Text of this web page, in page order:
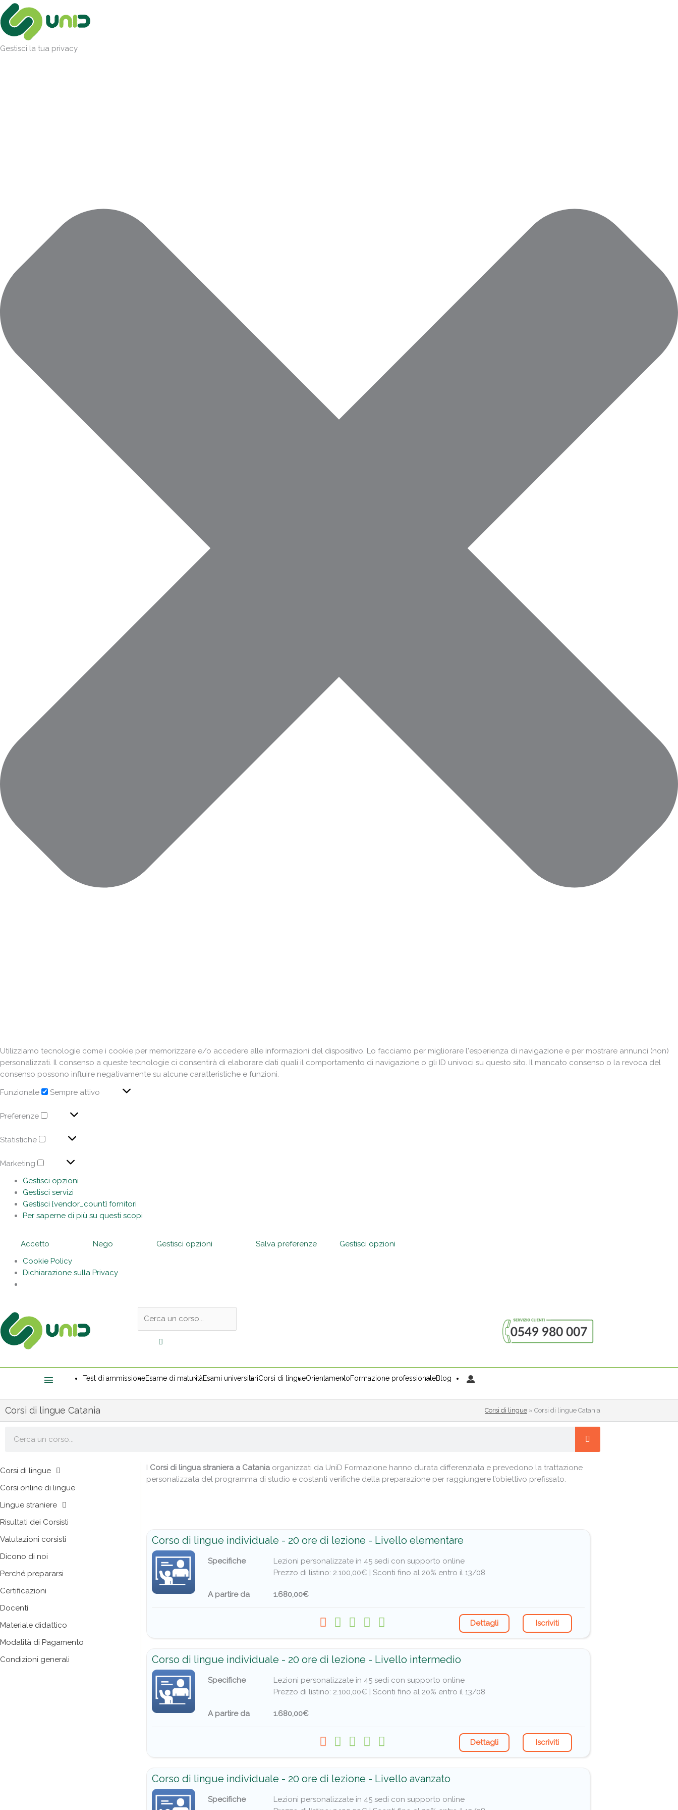
Gestisci la tua privacy
Utilizziamo tecnologie come i cookie per memorizzare e/o accedere alle informazioni del dispositivo. Lo facciamo per migliorare l'esperienza di navigazione e per mostrare annunci (non)
personalizzati. Il consenso a queste tecnologie ci consentirà di elaborare dati quali il comportamento di navigazione o gli ID univoci su questo sito. Il mancato consenso o la revoca del
consenso possono influire negativamente su alcune caratteristiche e funzioni.
Funzionale
Sempre attivo
Preferenze
Statistiche
Marketing
Gestisci opzioni
Gestisci servizi
Gestisci {vendor_count} fornitori
Per saperne di più su questi scopi
Accetto Nego Gestisci opzioni Salva preferenze
Gestisci opzioni
Cookie Policy
Dichiarazione sulla Privacy
Vai
al
contenuto
l'header
Test di ammissioneEsame di maturitàEsami universitariCorsi di lingueOrientamentoFormazione professionaleBlog
Corsi di lingue Catania Corsi di lingue» Corsi di lingue Catania
Corsi di lingue
Corsi online di lingue
Lingue straniere
Risultati dei Corsisti
Valutazioni corsisti
Dicono di noi
Perché prepararsi
Certificazioni
Docenti
Materiale didattico
Modalità di Pagamento
Condizioni generali
Corsi di lingua straniera a Catania organizzati da UniD Formazione hanno durata differenziata e prevedono la trattazione
personalizzata del programma di studio e costanti verifiche della preparazione per raggiungere l’obiettivo prefissato.
Corso di lingue individuale - 20 ore di lezione - Livello elementare
Specifiche
Lezioni personalizzate in 45 sedi con supporto online
Prezzo di listino: 2.100,00€ | Sconti fino al 20% entro il 13/08
A partire da 1.680,00€
Dettagli Iscriviti
Corso di lingue individuale - 20 ore di lezione - Livello intermedio
Specifiche
Lezioni personalizzate in 45 sedi con supporto online
Prezzo di listino: 2.100,00€ | Sconti fino al 20% entro il 13/08
A partire da 1.680,00€
Dettagli Iscriviti
Corso di lingue individuale - 20 ore di lezione - Livello avanzato
Specifiche
Lezioni personalizzate in 45 sedi con supporto online